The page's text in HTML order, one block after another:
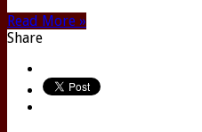
Read More »
Share